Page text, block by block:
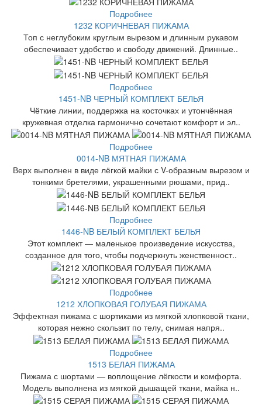
Подробнее
1232 КОРИЧНЕВАЯ ПИЖАМА
Топ с неглубоким круглым вырезом и длинным рукавом
обеспечивает удобство и свободу движений. Длинные..
Подробнее
1451-NB ЧЕРНЫЙ КОМПЛЕКТ БЕЛЬЯ
Чёткие линии, поддержка на косточках и утончённая
кружевная отделка гармонично сочетают комфорт и эл..
Подробнее
0014-NB МЯТНАЯ ПИЖАМА
Верх выполнен в виде лёгкой майки с V-образным вырезом и
тонкими бретелями, украшенными рюшами, прид..
Подробнее
1446-NB БЕЛЫЙ КОМПЛЕКТ БЕЛЬЯ
Этот комплект — маленькое произведение искусства,
созданное для того, чтобы подчеркнуть женственност..
Подробнее
1212 ХЛОПКОВАЯ ГОЛУБАЯ ПИЖАМА
Эффектная пижама с шортиками из мягкой хлопковой ткани,
которая нежно скользит по телу, снимая напря..
Подробнее
1513 БЕЛАЯ ПИЖАМА
Пижама с шортами — воплощение лёгкости и комфорта.
Модель выполнена из мягкой дышащей ткани, майка н..